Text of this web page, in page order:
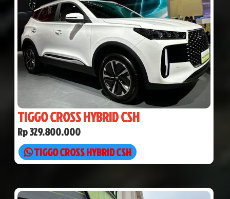
TIGGO CROSS HYBRID CSH
Rp 329.800.000
TIGGO CROSS HYBRID CSH